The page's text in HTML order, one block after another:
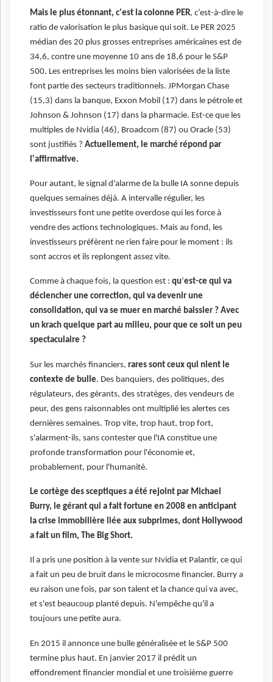
Mais le plus étonnant, c'est la colonne PER, c’est-à-dire le
ratio de valorisation le plus basique qui soit. Le PER 2025
médian des 20 plus grosses entreprises américaines est de
34,6, contre une moyenne 10 ans de 18,6 pour le S&P
500. Les entreprises les moins bien valorisées de la liste
font partie des secteurs traditionnels. JPMorgan Chase
(15,3) dans la banque, Exxon Mobil (17) dans le pétrole et
Johnson & Johnson (17) dans la pharmacie. Est-ce que les
multiples de Nvidia (46), Broadcom (87) ou Oracle (53)
sont justifiés ? Actuellement, le marché répond par
l'affirmative.
Pour autant, le signal d'alarme de la bulle IA sonne depuis
quelques semaines déjà. A intervalle régulier, les
investisseurs font une petite overdose qui les force à
vendre des actions technologiques. Mais au fond, les
investisseurs préfèrent ne rien faire pour le moment : ils
sont accros et ils replongent assez vite.
Comme à chaque fois, la question est : qu’est-ce qui va
déclencher une correction, qui va devenir une
consolidation, qui va se muer en marché baissier ? Avec
un krach quelque part au milieu, pour que ce soit un peu
spectaculaire ?
Sur les marchés financiers, rares sont ceux qui nient le
contexte de bulle. Des banquiers, des politiques, des
régulateurs, des gérants, des stratèges, des vendeurs de
peur, des gens raisonnables ont multiplié les alertes ces
dernières semaines. Trop vite, trop haut, trop fort,
s'alarment-ils, sans contester que l'IA constitue une
profonde transformation pour l'économie et,
probablement, pour l'humanité.
Le cortège des sceptiques a été rejoint par Michael
Burry, le gérant qui a fait fortune en 2008 en anticipant
la crise immobilière liée aux subprimes, dont Hollywood
a fait un film, The Big Short.
Il a pris une position à la vente sur Nvidia et Palantir, ce qui
a fait un peu de bruit dans le microcosme financier. Burry a
eu raison une fois, par son talent et la chance qui va avec,
et s'est beaucoup planté depuis. N'empêche qu'il a
toujours une petite aura.
En 2015 il annonce une bulle généralisée et le S&P 500
termine plus haut. En janvier 2017 il prédit un
effondrement financier mondial et une troisième guerre